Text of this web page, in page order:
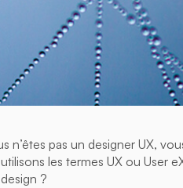
n’êtes pas un designer UX,
les termes UX ou User
?